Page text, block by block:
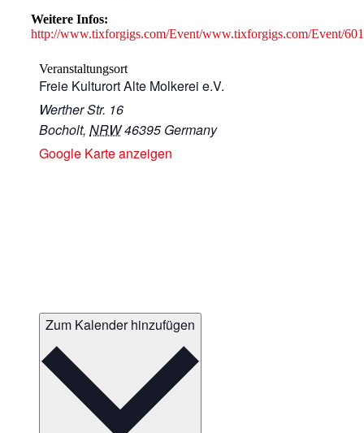
Weitere Infos:
http://www.tixforgigs.com/Event/www.tixforgigs.com/Event/
Veranstaltungsort
Freie Kulturort Alte Molkerei e.V.
Werther Str. 16
Bocholt, NRW46395 Germany
Google Karte anzeigen